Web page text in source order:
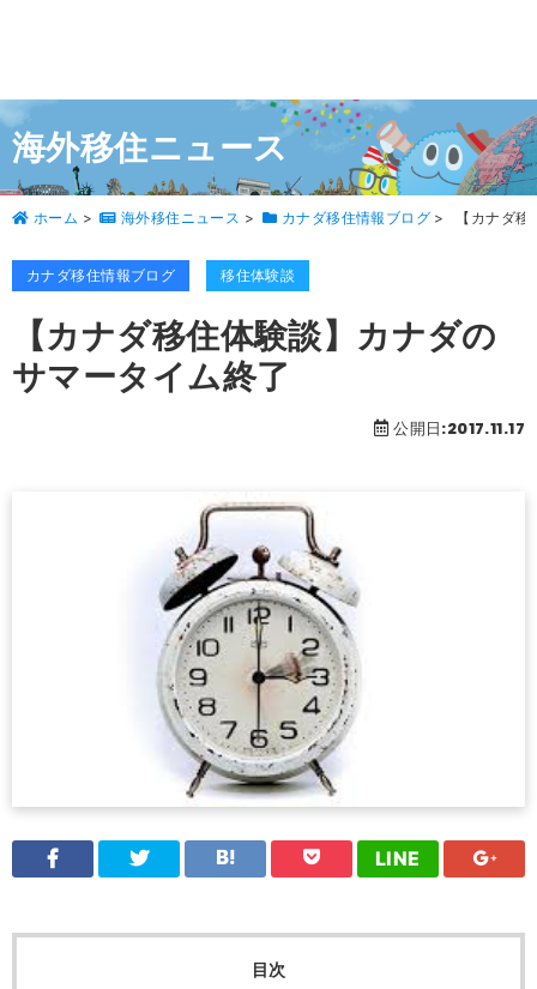
海外移住ニュース
ホーム > 海外移住ニュース > カナダ移住情報ブログ > 【カナダ
カナダ移住情報ブログ 移住体験談
【カナダ移住体験談】カナダの
サマータイム終了
公開日:2017.11.17
LINE
目次